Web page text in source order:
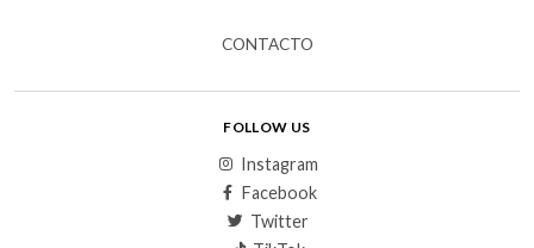
CONTACTO
FOLLOW US
Instagram
Facebook
Twitter